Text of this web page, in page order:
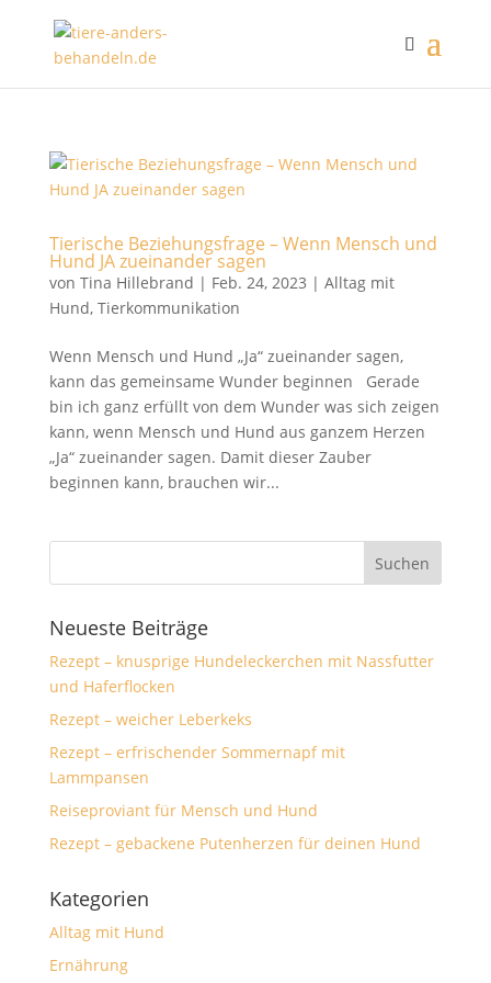
Tierische Beziehungsfrage – Wenn Mensch und
Hund JA zueinander sagen
von Tina Hillebrand | Feb. 24, 2023 | Alltag mit
Hund, Tierkommunikation
Wenn Mensch und Hund „Ja“ zueinander sagen,
kann das gemeinsame Wunder beginnen Gerade
bin ich ganz erfüllt von dem Wunder was sich zeigen
kann, wenn Mensch und Hund aus ganzem Herzen
„Ja“ zueinander sagen. Damit dieser Zauber
beginnen kann, brauchen wir...
Neueste Beiträge
Rezept – knusprige Hundeleckerchen mit Nassfutter
und Haferflocken
Rezept – weicher Leberkeks
Rezept – erfrischender Sommernapf mit
Lammpansen
Reiseproviant für Mensch und Hund
Rezept – gebackene Putenherzen für deinen Hund
Kategorien
Alltag mit Hund
Ernährung